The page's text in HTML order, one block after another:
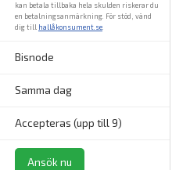
kan betala tillbaka hela skulden riskerar du
en betalningsanmärkning. För stöd, vänd
dig till hallåkonsument.se
Bisnode
Samma dag
Accepteras (upp till 9)
Ansök nu